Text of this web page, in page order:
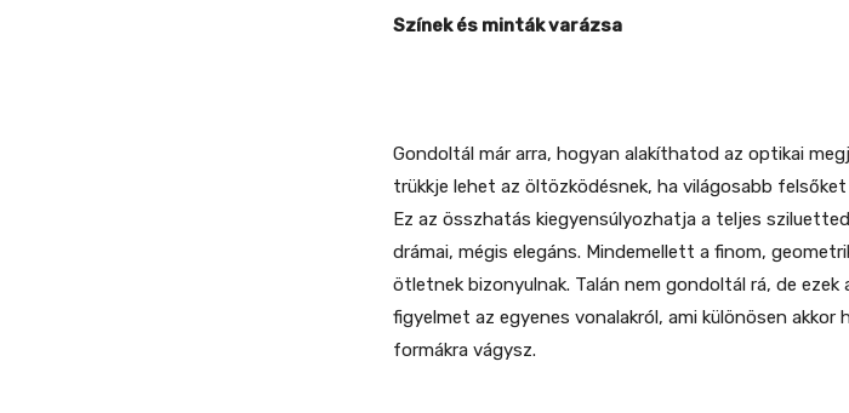
Színek és minták varázsa
Gondoltál már arra, hogyan alakíthatod az optikai
trükkje lehet az öltözködésnek, ha világosabb
Ez az összhatás kiegyensúlyozhatja a teljes
drámai, mégis elegáns. Mindemellett a finom,
ötletnek bizonyulnak. Talán nem gondoltál rá, de ezek
figyelmet az egyenes vonalakról, ami különösen akkor
formákra vágysz.